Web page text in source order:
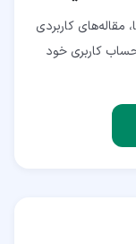
مقاله‌های کاربردی
حساب کاربری خود